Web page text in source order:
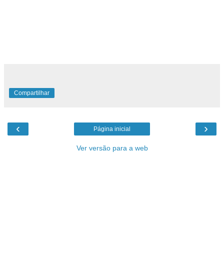
Compartilhar
‹ ›
Página inicial
Ver versão para a web